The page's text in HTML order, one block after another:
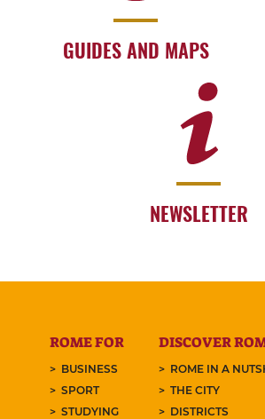
GUIDES AND MAPS
NEWSLETTER
ROME FOR
BUSINESS
SPORT
STUDYING
DISCOVER
ROME IN A
THE CITY
DISTRICTS